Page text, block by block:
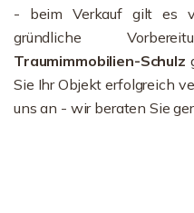
- beim Verkauf gilt es
gründliche
Traumimmobilien-Schulz
Sie Ihr Objekt erfolgreich
uns an - wir beraten Sie